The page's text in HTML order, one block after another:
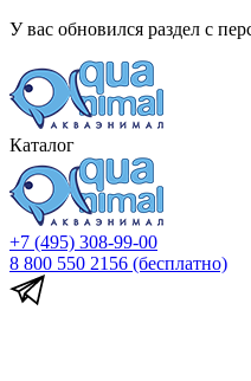
У вас обновился раздел с
Каталог
+7 (495) 308-99-00
8 800 550 2156 (бесплатно)